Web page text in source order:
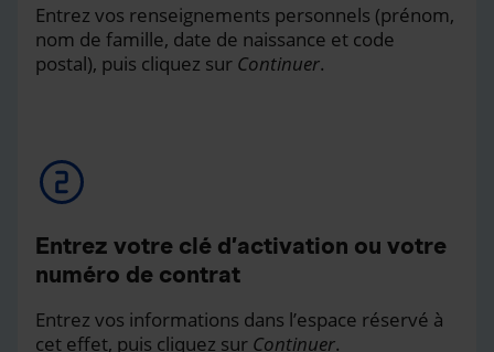
Entrez vos renseignements personnels (prénom,
nom de famille, date de naissance et code
postal), puis cliquez sur Continuer.
Entrez votre clé d’activation ou votre
numéro de contrat
Entrez vos informations dans l’espace réservé à
cet effet, puis cliquez sur Continuer.